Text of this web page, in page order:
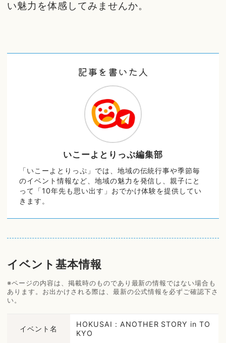
い魅力を体感してみませんか。
記事を書いた人
いこーよとりっぷ編集部
「いこーよとりっぷ」では、地域の伝統行事や季節毎
のイベント情報など、地域の魅力を発信し、親子にと
って「10年先も思い出す」おでかけ体験を提供してい
きます。
イベント基本情報
※ページの内容は、掲載時のものであり最新の情報ではない場合も
あります。お出かけされる際は、最新の公式情報を必ずご確認下さ
い。
イベント名
HOKUSAI : ANOTHER STORY in TO
KYO